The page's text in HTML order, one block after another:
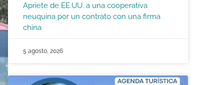
Apriete de EE.UU. a una cooperativa
neuquina por un contrato con una firma
china
5 agosto, 2026